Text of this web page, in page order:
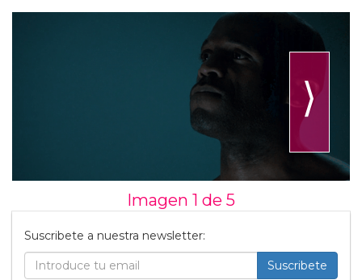
⟩
Imagen 1 de 5
Suscribete a nuestra newsletter:
Suscribete